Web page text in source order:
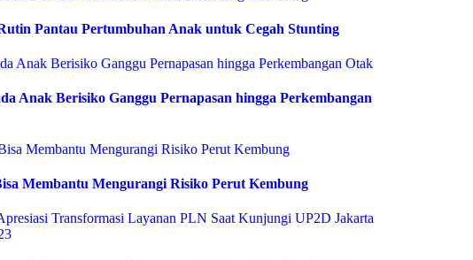
Pantau Pertumbuhan Anak untuk Cegah Stunting
Anak Berisiko Ganggu Pernapasan hingga Perkembangan
Membantu Mengurangi Risiko Perut Kembung